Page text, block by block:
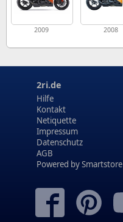
2009 2008
2ri.de
Hilfe
Kontakt
Netiquette
Impressum
Datenschutz
AGB
Powered bySmartstore